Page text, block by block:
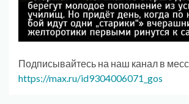
Подписывайтесь на наш канал в
https://max.ru/id9304006071_gos